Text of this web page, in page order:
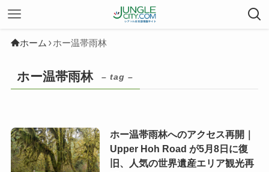
ホーム ホー温帯雨林
ホー温帯雨林 – tag –
ホー温帯雨林へのアクセス再開｜
Upper Hoh Road が5月8日に復
旧、人気の世界遺産エリア観光再